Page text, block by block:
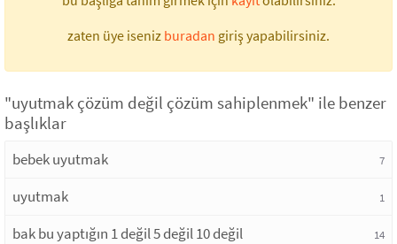
zaten üye iseniz buradan giriş yapabilirsiniz.
"uyutmak çözüm değil çözüm sahiplenmek" ile benzer
başlıklar
bebek uyutmak 7
uyutmak 1
bak bu yaptığın 1 değil 5 değil 10 değil 14